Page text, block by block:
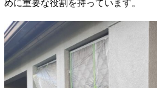
めに重要な役割を持っています。